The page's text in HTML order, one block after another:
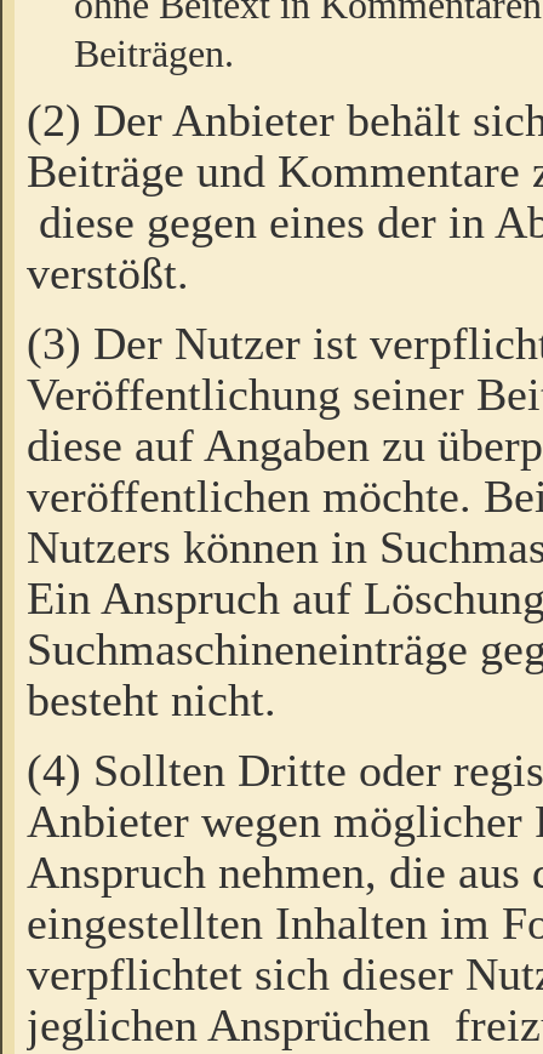
Beiträgen.
(2) Der Anbieter behält
Beiträge und Kommentare
diese gegen eines der in
verstößt.
(3) Der Nutzer ist
Veröffentlichung seiner
diese auf Angaben zu
veröffentlichen möchte.
Nutzers können in
Ein Anspruch auf
Suchmaschineneinträge
besteht nicht.
(4) Sollten Dritte oder
Anbieter wegen möglicher
Anspruch nehmen, die
eingestellten Inhalten im
verpflichtet sich dieser
jeglichen Ansprüchen